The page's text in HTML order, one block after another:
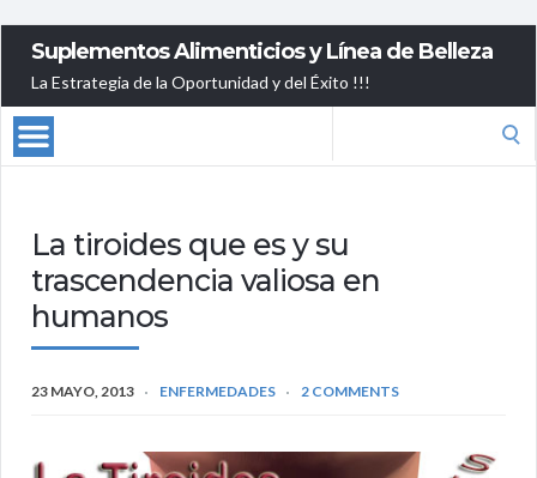
Suplementos Alimenticios y Línea de Belleza
La Estrategia de la Oportunidad y del Éxito !!!
La tiroides que es y su
trascendencia valiosa en
humanos
23 MAYO, 2013 ENFERMEDADES 2 COMMENTS